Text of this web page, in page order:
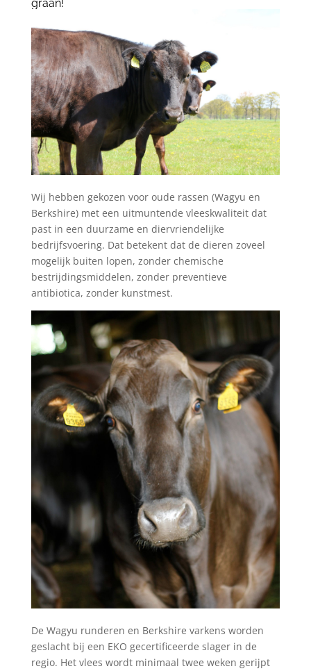
graan!
Wij hebben gekozen voor oude rassen (Wagyu en
Berkshire) met een uitmuntende vleeskwaliteit dat
past in een duurzame en diervriendelijke
bedrijfsvoering. Dat betekent dat de dieren zoveel
mogelijk buiten lopen, zonder chemische
bestrijdingsmiddelen, zonder preventieve
antibiotica, zonder kunstmest.
De Wagyu runderen en Berkshire varkens worden
geslacht bij een EKO gecertificeerde slager in de
regio. Het vlees wordt minimaal twee weken gerijpt